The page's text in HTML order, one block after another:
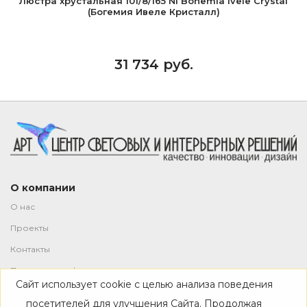
(Богемия Ивеле Кристалл)
31 734 руб.
О компании
О нас
Проекты
Контакты
Политика конфиденциальности
Магазин
Сайт использует cookie с целью анализа поведения
посетителей для улучшения Сайта. Продолжая